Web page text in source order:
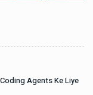
Agents Ke Liye